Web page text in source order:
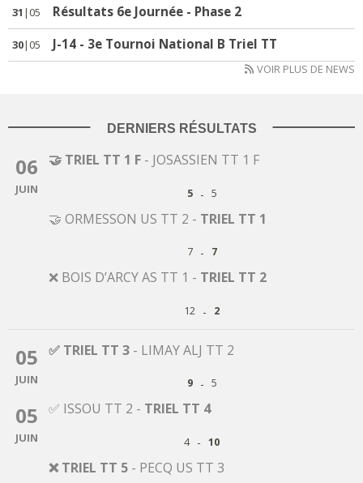
31 |05 Résultats 6e Journée - Phase 2
30|05 J-14 - 3e Tournoi National B Triel TT
VOIR PLUS DE NEWS
DERNIERS RÉSULTATS
06
JUIN
🤝 TRIEL TT 1 F - JOSASSIEN TT 1 F
5 - 5
🤝 ORMESSON US TT 2 - TRIEL TT 1
7 - 7
❌ BOIS D’ARCY AS TT 1 - TRIEL TT 2
12 - 2
05
JUIN
✅ TRIEL TT 3 - LIMAY ALJ TT 2
9 - 5
05
JUIN
✅ ISSOU TT 2 - TRIEL TT 4
4 - 10
❌ TRIEL TT 5 - PECQ US TT 3